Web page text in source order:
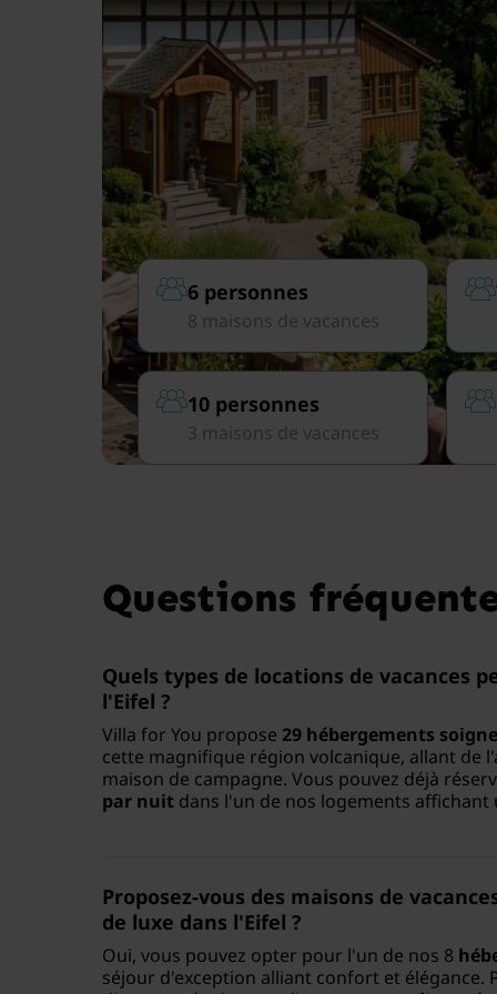
6 personnes
8 maisons de vacances
10 personnes
3 maisons de vacances
Questions
Quels types de locations de vacances
l'Eifel ?
Villa for You propose 29 hébergements
cette magnifique région volcanique, allant de
maison de campagne. Vous pouvez déjà
par nuitdans l'un de nos logements affichant
Proposez-vous des maisons de
de luxe dans l'Eifel ?
Oui, vous pouvez opter pour l'un de nos 8
séjour d'exception alliant confort et élégance.